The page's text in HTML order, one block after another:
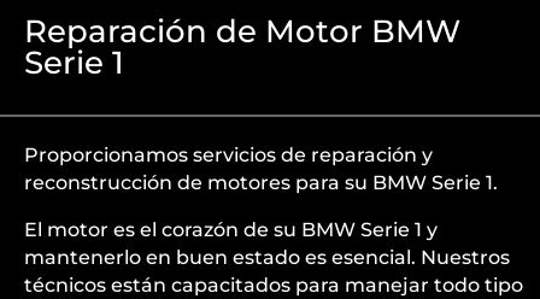
Reparación de Motor BMW
Serie 1
Proporcionamos servicios de reparación y
reconstrucción de motores para su BMW Serie 1.
El motor es el corazón de su BMW Serie 1 y
mantenerlo en buen estado es esencial. Nuestros
técnicos están capacitados para manejar todo tipo